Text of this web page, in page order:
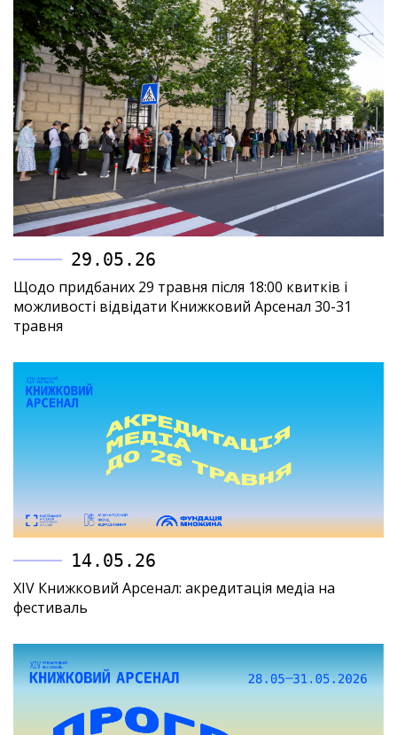
29.05.26
Щодо придбаних 29 травня після 18:00 квитків і
можливості відвідати Книжковий Арсенал 30-31
травня
14.05.26
XIV Книжковий Арсенал: акредитація медіа на
фестиваль